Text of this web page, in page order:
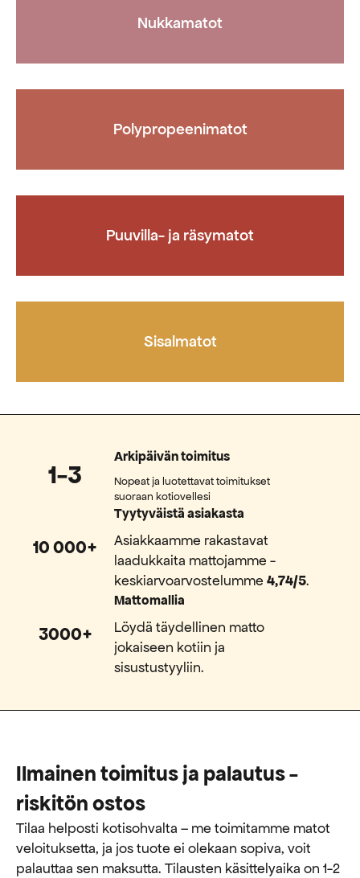
Nukkamatot
Polypropeenimatot
Puuvilla- ja räsymatot
Sisalmatot
1-3
Arkipäivän toimitus
Nopeat ja luotettavat toimitukset
suoraan kotiovellesi
10 000+
Tyytyväistä asiakasta
Asiakkaamme rakastavat
laadukkaita mattojamme -
keskiarvoarvostelumme4,74/5.
3000+
Mattomallia
Löydä täydellinen matto
jokaiseen kotiin ja
sisustustyyliin.
Ilmainen toimitus ja palautus -
riskitön ostos
Tilaa helposti kotisohvalta – me toimitamme matot
veloituksetta, ja jos tuote ei olekaan sopiva, voit
palauttaa sen maksutta. ​​Tilausten käsittelyaika on 1-2